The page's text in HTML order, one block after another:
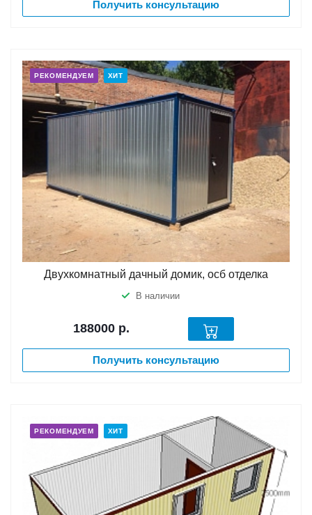
Получить консультацию
РЕКОМЕНДУЕМ ХИТ
Двухкомнатный дачный домик, осб отделка
В наличии
188000 р.
Получить консультацию
РЕКОМЕНДУЕМ ХИТ